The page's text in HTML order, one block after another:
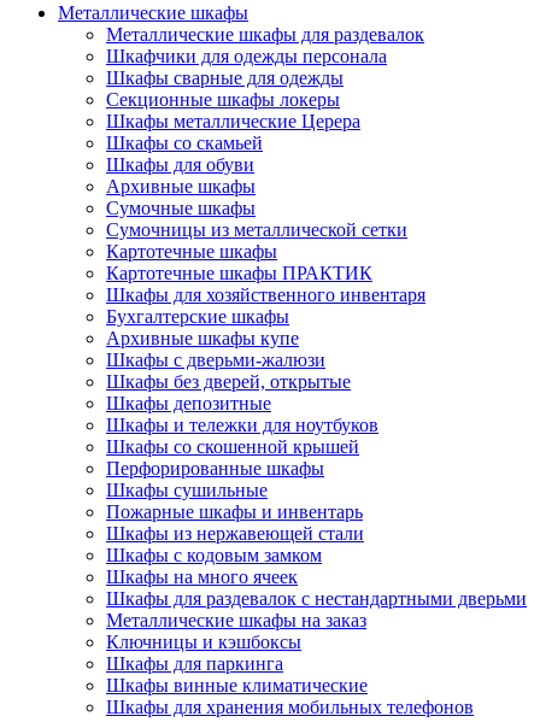
Металлические шкафы
Металлические шкафы для раздевалок
Шкафчики для одежды персонала
Шкафы сварные для одежды
Секционные шкафы локеры
Шкафы металлические Церера
Шкафы со скамьей
Шкафы для обуви
Архивные шкафы
Сумочные шкафы
Сумочницы из металлической сетки
Картотечные шкафы
Картотечные шкафы ПРАКТИК
Шкафы для хозяйственного инвентаря
Бухгалтерские шкафы
Архивные шкафы купе
Шкафы с дверьми-жалюзи
Шкафы без дверей, открытые
Шкафы депозитные
Шкафы и тележки для ноутбуков
Шкафы со скошенной крышей
Перфорированные шкафы
Шкафы сушильные
Пожарные шкафы и инвентарь
Шкафы из нержавеющей стали
Шкафы с кодовым замком
Шкафы на много ячеек
Шкафы для раздевалок с нестандартными дверьми
Металлические шкафы на заказ
Ключницы и кэшбоксы
Шкафы для паркинга
Шкафы винные климатические
Шкафы для хранения мобильных телефонов